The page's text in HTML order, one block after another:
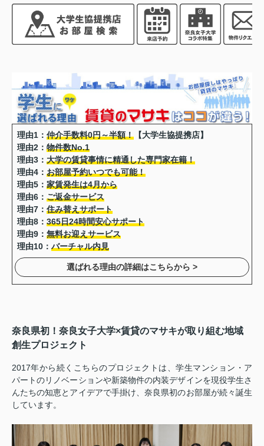
理由1：仲介手数料0円～半額！ 【大学生協提携店】
理由2：物件数No.1
理由3：大学の賃貸事情に精通した専門家在籍！
理由4：お部屋予約いつでも可能！
理由5：家賃発生は4月から
理由6：ご返金サービス
理由7：住み替えサポート
理由8：365日24時間安心サポート
理由9：無料お迎えサービス
理由10：バーチャル内見
選ばれる理由の詳細はこちらから >
奈良県初！奈良女子大学×賃貸のマサキが取り組む地域
創生プロジェクト
2017年から続くこちらのプロジェクトは、学生マンション・ア
パートのリノベーションや新築物件の内装デザインを現役学生さ
んたちの知恵とアイデアで手掛け、奈良県初のお部屋が続々誕生
しています。